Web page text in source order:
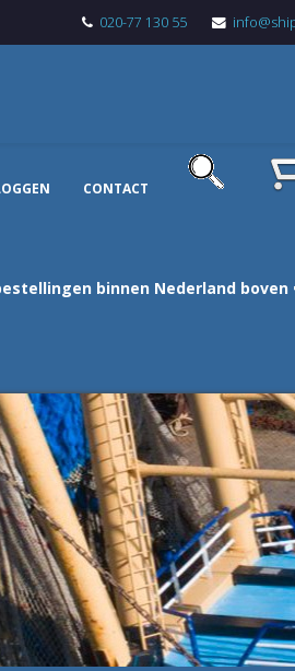
020-77 130 55
CONTACT
binnen Nederland boven